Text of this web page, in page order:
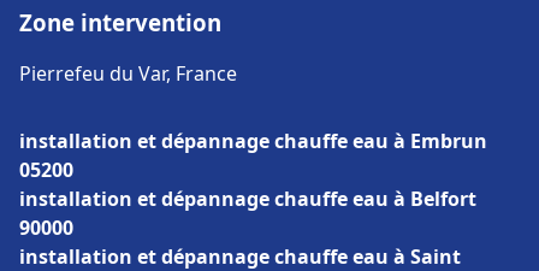
Zone intervention
Pierrefeu du Var, France
installation et dépannage chauffe eau à Embrun
05200
installation et dépannage chauffe eau à Belfort
90000
installation et dépannage chauffe eau à Saint